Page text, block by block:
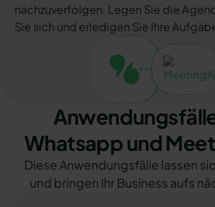
nachzuverfolgen. Legen Sie die
Sie sich und erledigen Sie Ihre
Whatsapp und
Diese Anwendungsfälle lassen
und bringen Ihr Business aufs